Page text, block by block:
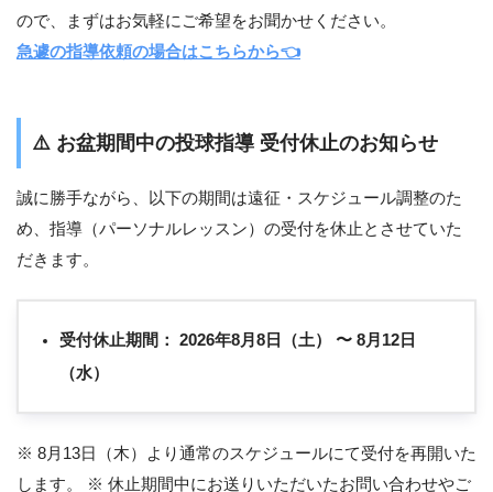
ので、まずはお気軽にご希望をお聞かせください。
急遽の指導依頼の場合はこちらから👈
⚠️ お盆期間中の投球指導 受付休止のお知らせ
誠に勝手ながら、以下の期間は遠征・スケジュール調整のた
め、指導（パーソナルレッスン）の受付を休止とさせていた
だきます。
受付休止期間：
2026年8月8日（土） 〜 8月12日
（水）
※ 8月13日（木）より通常のスケジュールにて受付を再開いた
します。 ※ 休止期間中にお送りいただいたお問い合わせやご